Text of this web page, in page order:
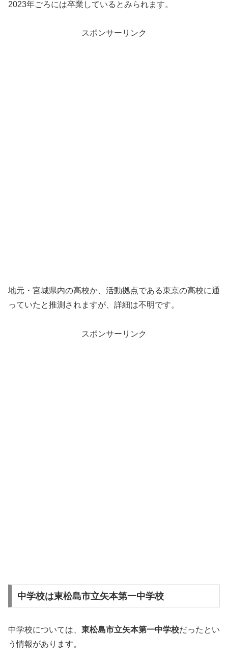
2023年ごろには卒業しているとみられます。
スポンサーリンク
地元・宮城県内の高校か、活動拠点である東京の高校に通
っていたと推測されますが、詳細は不明です。
スポンサーリンク
中学校は東松島市立矢本第一中学校
中学校については、 東松島市立矢本第一中学校だったとい
う情報があります。